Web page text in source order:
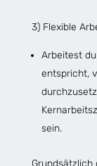
3) Flexible
Arbeitest
entspricht,
sein.
Grundsätzlich